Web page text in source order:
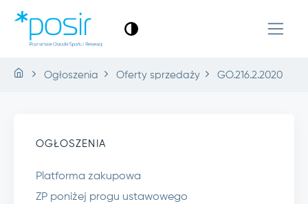
Ogłoszenia Oferty sprzedaży GO.216.2.2020
OGŁOSZENIA
Platforma zakupowa
ZP poniżej progu ustawowego